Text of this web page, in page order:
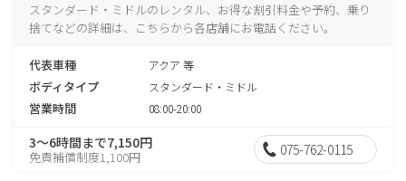
スタンダード・ミドルのレンタル、お得な割引料金や予約、乗り
捨てなどの詳細は、こちらから各店舗にお電話ください。
代表車種 アクア 等
ボディタイプ スタンダード・ミドル
営業時間 08:00-20:00
3～6時間まで7,150円
免責補償制度1,100円 075-762-0115